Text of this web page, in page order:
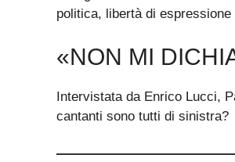
politica, libertà di
«NON MI
Intervistata da Enrico Lucci,
cantanti sono tutti di sinistra?